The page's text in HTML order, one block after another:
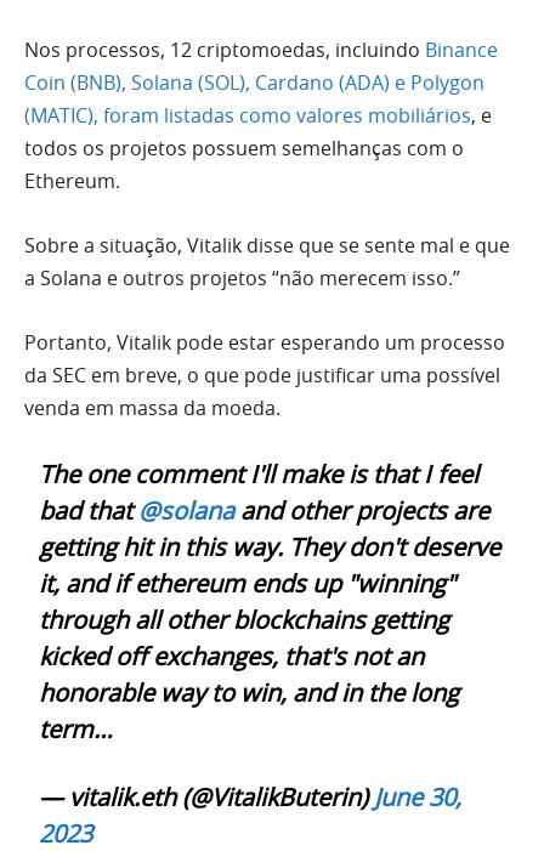
Nos processos, 12 criptomoedas, incluindo Binance
Coin (BNB), Solana (SOL), Cardano (ADA) e Polygon
(MATIC), foram listadas como valores mobiliários, e
todos os projetos possuem semelhanças com o
Ethereum.
Sobre a situação, Vitalik disse que se sente mal e que
a Solana e outros projetos “não merecem isso.”
Portanto, Vitalik pode estar esperando um processo
da SEC em breve, o que pode justificar uma possível
venda em massa da moeda.
The one comment I'll make is that I feel
bad that@solanaand other projects are
getting hit in this way. They don't deserve
it, and if ethereum ends up "winning"
through all other blockchains getting
kicked off exchanges, that's not an
honorable way to win, and in the long
term…
— vitalik.eth (@VitalikButerin)June 30,
2023